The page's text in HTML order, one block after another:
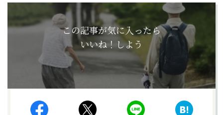
この記事が気に入ったら
いいね！しよう